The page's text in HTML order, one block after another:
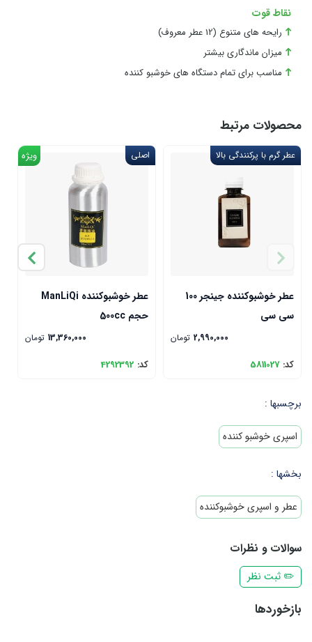
نقاط قوت
رایحه های متنوع (12 عطر معروف)
میزان ماندگاری بیشتر
مناسب برای تمام دستگاه های خوشبو کننده
محصولات مرتبط
عطر گرم با پرکنندگی بالا
عطر خوشبوکننده جینجر 100
سی سی
2,990,000 تومان
کد: 5811027
اصلی ویژه
عطر خوشبوکننده ManLiQi
حجم 500cc
13,360,000 تومان
کد: 4292392
برچسبها :
اسپری خوشبو کننده
بخشها :
عطر و اسپری خوشبوکننده
سوالات و نظرات
✏️ ثبت نظر
بازخوردها